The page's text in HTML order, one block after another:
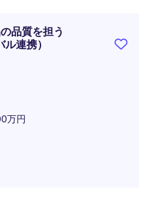
品質を担う
連携）
万円